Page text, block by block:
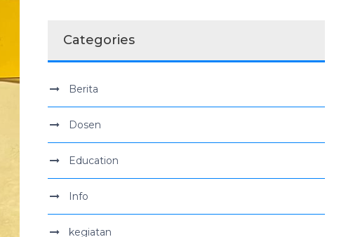
Categories
Berita
Dosen
Education
Info
kegiatan